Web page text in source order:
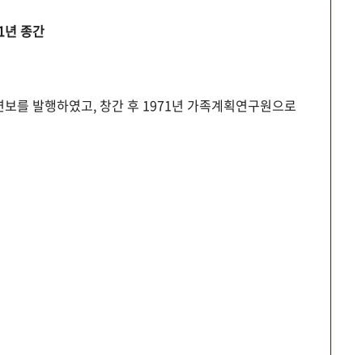
년 종간
를 발행하였고, 창간 후 1971년 가족계획연구원으로